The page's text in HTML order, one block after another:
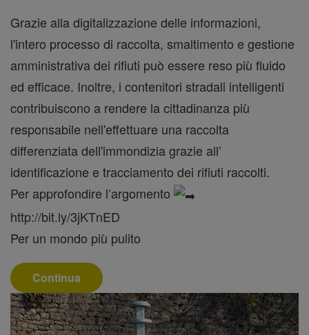
Grazie alla digitalizzazione delle informazioni,
l'intero processo di raccolta, smaltimento e gestione
amministrativa dei rifiuti può essere reso più fluido
ed efficace. Inoltre, i contenitori stradali intelligenti
contribuiscono a rendere la cittadinanza più
responsabile nell'effettuare una raccolta
differenziata dell'immondizia grazie all’
identificazione e tracciamento dei rifiuti raccolti.
Per approfondire l’argomento
http://bit.ly/3jKTnED
Per un mondo più pulito
Continua